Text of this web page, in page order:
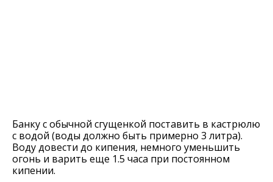
Банку с обычной сгущенкой поставить в кастрюлю
с водой (воды должно быть примерно 3 литра).
Воду довести до кипения, немного уменьшить
огонь и варить еще 1.5 часа при постоянном
кипении.